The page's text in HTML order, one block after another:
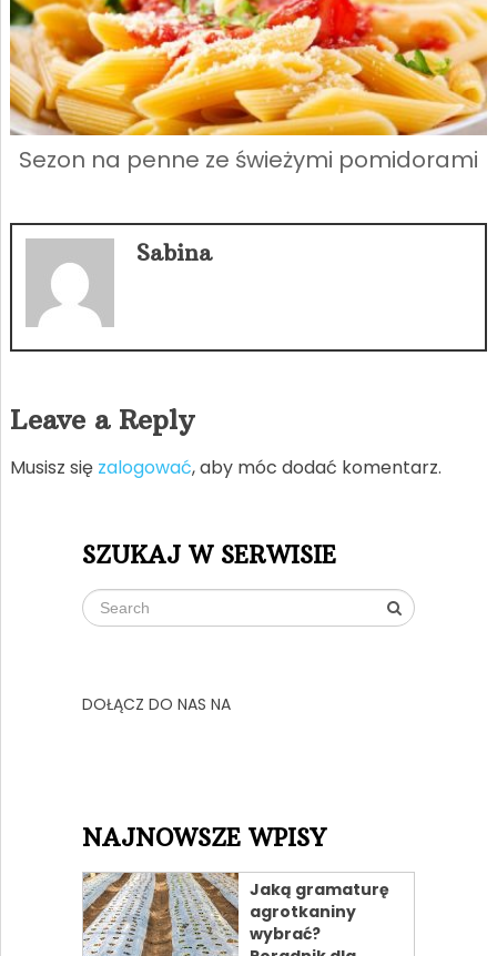
Sezon na penne ze świeżymi pomidorami
Sabina
Leave a Reply
Musisz się zalogować, aby móc dodać komentarz.
SZUKAJ W SERWISIE
DOŁĄCZ DO NAS NA
NAJNOWSZE WPISY
Jaką gramaturę
agrotkaniny
wybrać?